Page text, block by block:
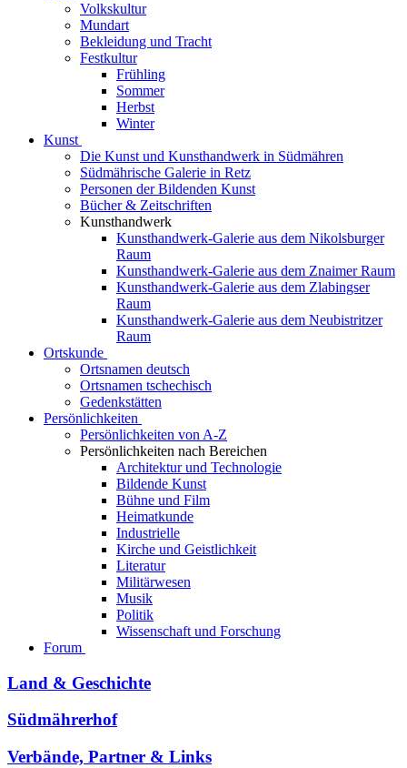
Volkskultur
Mundart
Bekleidung und Tracht
Festkultur
Frühling
Sommer
Herbst
Winter
Kunst
Die Kunst und Kunsthandwerk in Südmähren
Südmährische Galerie in Retz
Personen der Bildenden Kunst
Bücher & Zeitschriften
Kunsthandwerk
Kunsthandwerk-Galerie aus dem Nikolsburger
Raum
Kunsthandwerk-Galerie aus dem Znaimer Raum
Kunsthandwerk-Galerie aus dem Zlabingser
Raum
Kunsthandwerk-Galerie aus dem Neubistritzer
Raum
Ortskunde
Ortsnamen deutsch
Ortsnamen tschechisch
Gedenkstätten
Persönlichkeiten
Persönlichkeiten von A-Z
Persönlichkeiten nach Bereichen
Architektur und Technologie
Bildende Kunst
Bühne und Film
Heimatkunde
Industrielle
Kirche und Geistlichkeit
Literatur
Militärwesen
Musik
Politik
Wissenschaft und Forschung
Forum
Land & Geschichte
Südmährerhof
Verbände, Partner & Links